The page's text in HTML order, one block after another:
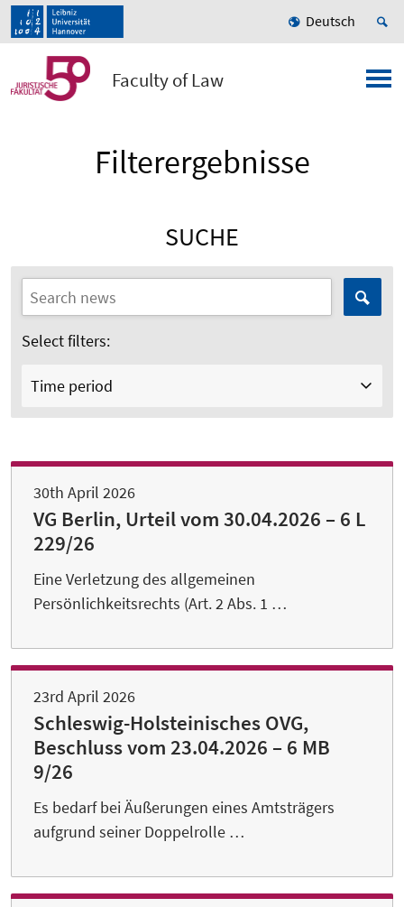
Deutsch
Faculty of Law
Filterergebnisse
SUCHE
Select filters:
Time period
30th April 2026
VG Berlin, Urteil vom 30.04.2026 – 6 L
229/26
Eine Verletzung des allgemeinen
Persönlichkeitsrechts (Art. 2 Abs. 1 …
23rd April 2026
Schleswig-Holsteinisches OVG,
Beschluss vom 23.04.2026 – 6 MB
9/26
Es bedarf bei Äußerungen eines Amtsträgers
aufgrund seiner Doppelrolle …